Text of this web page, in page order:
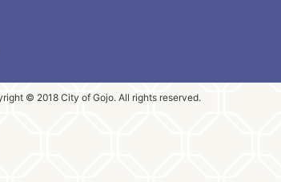
© 2018 City of Gojo. All rights reserved.